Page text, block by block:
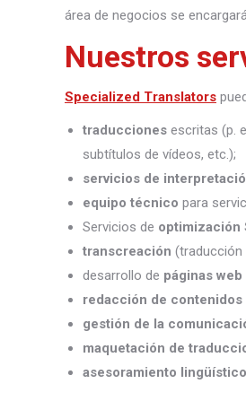
área de negocios se
Nuestros
Specialized Translators
traducciones escritas (p.
subtítulos de vídeos, etc.);
servicios de
equipo técnico para
Servicios de optimización
transcreación (traducción
desarrollo de páginas
redacción de
gestión de la
maquetación de
asesoramiento lingüístico